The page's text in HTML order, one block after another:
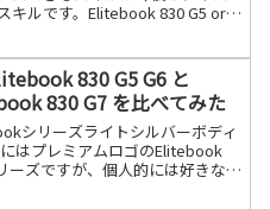
キルです。Elitebook 830 G5 or
830 G5 G6 と
830 G7 を比べてみた
シリーズライトシルバーボディ
はプレミアムロゴのElitebook
ーズですが、個人的には好きな機